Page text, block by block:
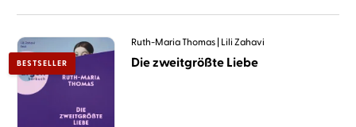
BESTSELLER
Ruth-Maria Thomas Lili Zahavi
Die zweitgrößte Liebe